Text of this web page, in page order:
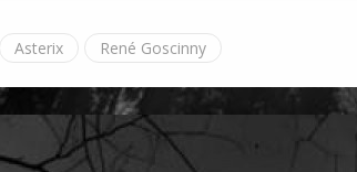
Asterix René Goscinny